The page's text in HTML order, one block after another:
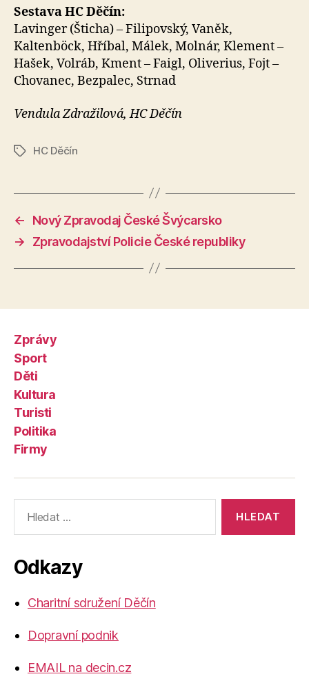
Sestava HC Děčín:
Lavinger (Šticha) – Filipovský, Vaněk,
Kaltenböck, Hříbal, Málek, Molnár, Klement –
Hašek, Volráb, Kment – Faigl, Oliverius, Fojt –
Chovanec, Bezpalec, Strnad
Vendula Zdražilová, HC Děčín
ŠtítkyHC Děčín
←
Nový Zpravodaj České Švýcarsko
→
Zpravodajství Policie České republiky
Zprávy
Sport
Děti
Kultura
Turisti
Politika
Firmy
vyhledávání:
Odkazy
Charitní sdružení Děčín
Dopravní podnik
EMAIL na decin.cz